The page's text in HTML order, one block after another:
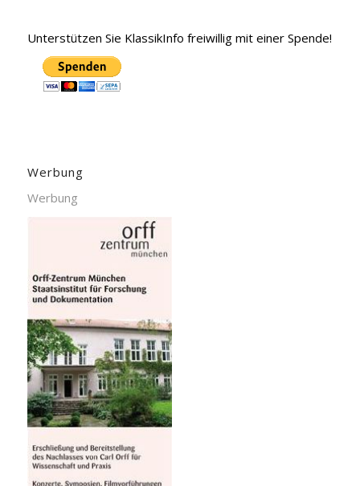
Unterstützen Sie KlassikInfo freiwillig mit einer Spende!
Werbung
Werbung